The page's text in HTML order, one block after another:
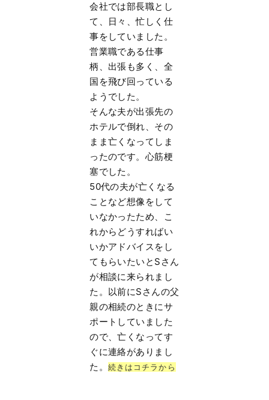
会社では部長職とし
て、日々、忙しく仕
事をしていました。
営業職である仕事
柄、出張も多く、全
国を飛び回っている
ようでした。
そんな夫が出張先の
ホテルで倒れ、その
まま亡くなってしま
ったのです。心筋梗
塞でした。
50代の夫が亡くなる
ことなど想像をして
いなかったため、こ
れからどうすればい
いかアドバイスをし
てもらいたいとSさん
が相談に来られまし
た。以前にSさんの父
親の相続のときにサ
ポートしていました
ので、亡くなってす
ぐに連絡がありまし
た。 続きはコチラから